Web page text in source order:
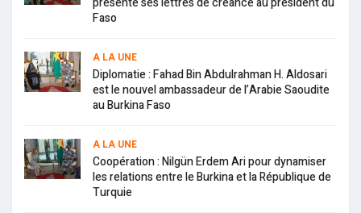
Faso
A LA UNE
Diplomatie : Fahad Bin Abdulrahman H. Aldosari
est le nouvel ambassadeur de l’Arabie Saoudite
au Burkina Faso
A LA UNE
Coopération : Nilgün Erdem Ari pour dynamiser
les relations entre le Burkina et la République de
Turquie